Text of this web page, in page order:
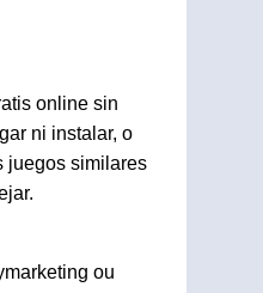
online sin
ni instalar, o
juegos similares
ou